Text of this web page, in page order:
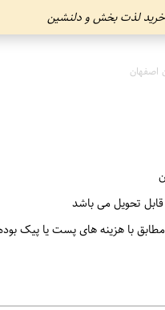
خرید لذت بخش و دلنشین
اصفهان
قابل تحویل می باشد
مطابق با هزینه های پست یا پیک